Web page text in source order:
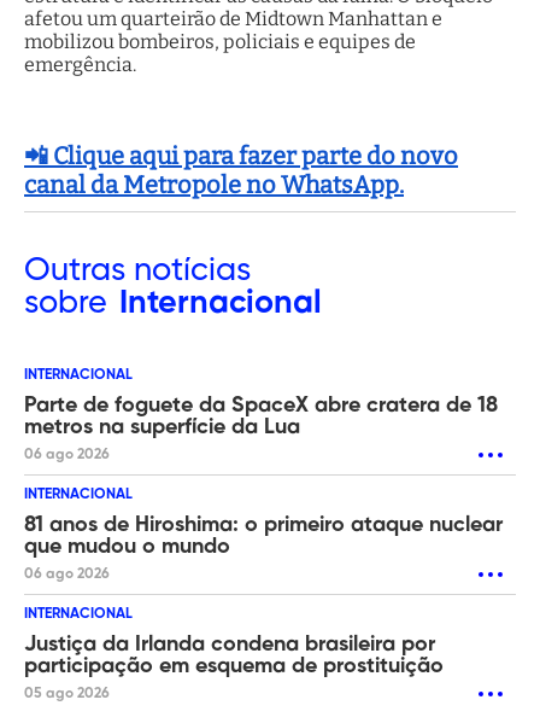
afetou um quarteirão de Midtown Manhattan e
mobilizou bombeiros, policiais e equipes de
emergência.
📲 Clique aqui para fazer parte do novo
canal da Metropole no WhatsApp.
Outras notícias
sobre
Internacional
INTERNACIONAL
Parte de foguete da SpaceX abre cratera de 18
metros na superfície da Lua
06 ago 2026
INTERNACIONAL
81 anos de Hiroshima: o primeiro ataque nuclear
que mudou o mundo
06 ago 2026
INTERNACIONAL
Justiça da Irlanda condena brasileira por
participação em esquema de prostituição
05 ago 2026